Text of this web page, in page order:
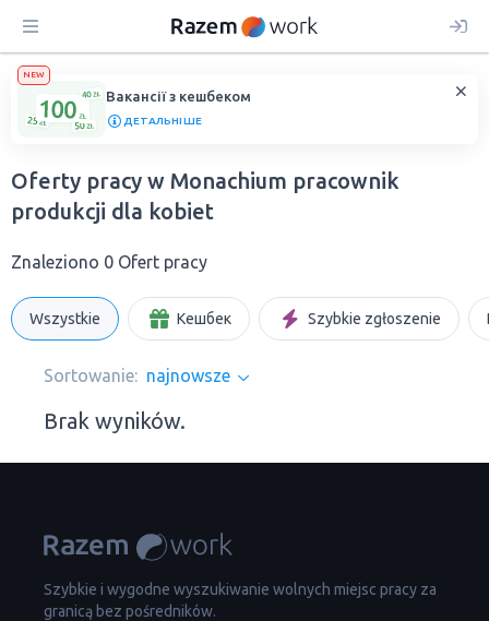
NEW
Вакансії з кешбеком
ДЕТАЛЬНІШЕ
Oferty pracy w Monachium pracownik
produkcji dla kobiet
Znaleziono 0 Ofert pracy
Wszystkie Кешбек Szybkie zgłoszenie
Sortowanie: najnowsze
Brak wyników.
Szybkie i wygodne wyszukiwanie wolnych miejsc pracy za
granicą bez pośredników.